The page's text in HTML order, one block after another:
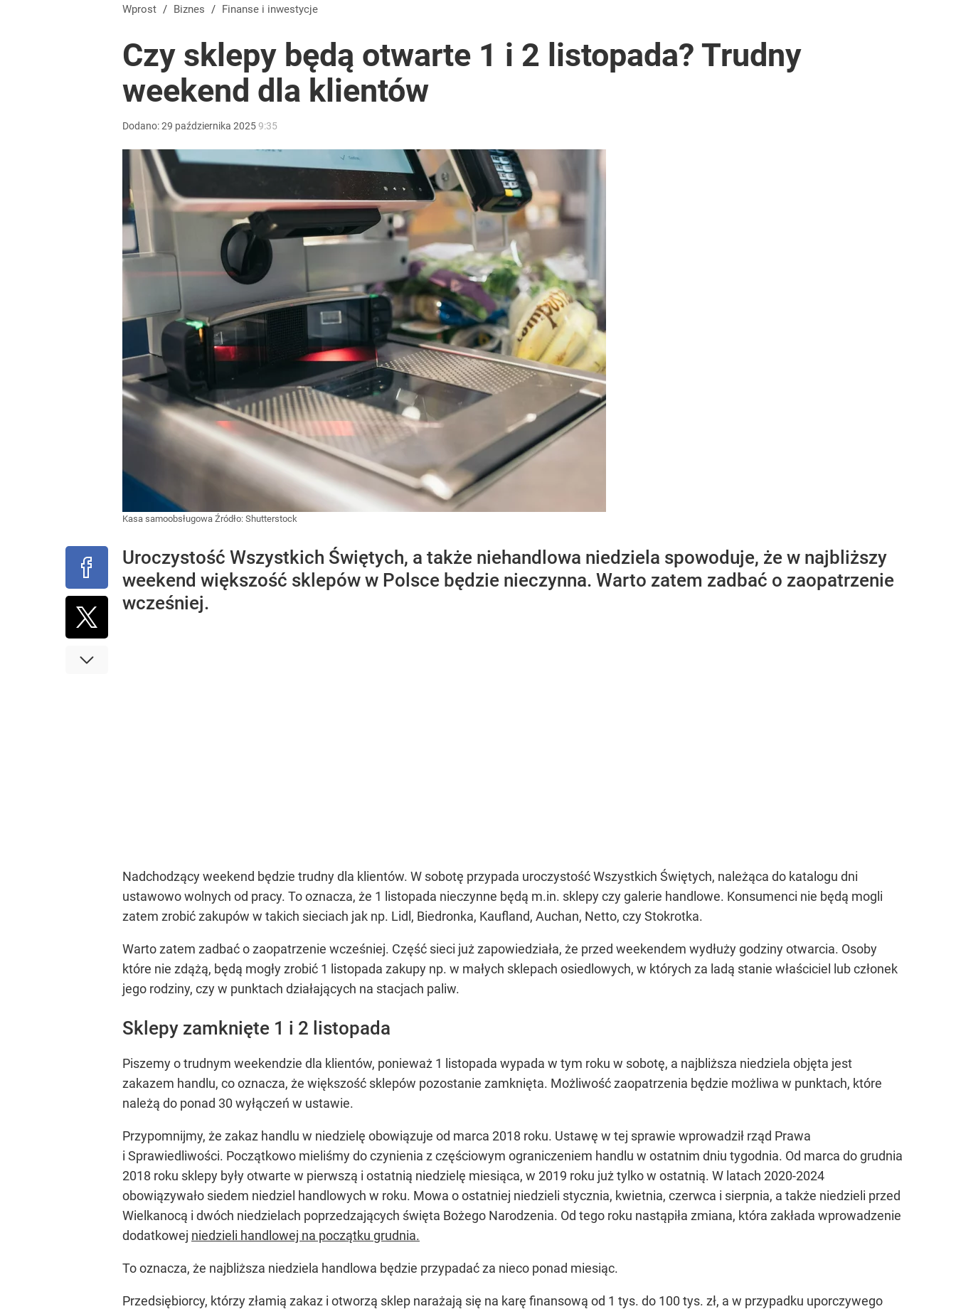
„Nie chodzi o zemstę”. Mocny apel w sprawie ofiar rzezi wołyńskiej
Pilny komunikat znanego banku. Klientów czekają utrudnienia
Farmacja: wzrost pod presją. co czeka branżę do 2030 roku?
Wprost / Biznes / Finanse i inwestycje
Czy sklepy będą otwarte 1 i 2 listopada? Trudny
weekend dla klientów
Dodano:29 października 20259:35
Kasa samoobsługowa Źródło: Shutterstock
Uroczystość Wszystkich Świętych, a także niehandlowa niedziela spowoduje, że w najbliższy
weekend większość sklepów w Polsce będzie nieczynna. Warto zatem zadbać o zaopatrzenie
wcześniej.
Nadchodzący weekend będzie trudny dla klientów. W sobotę przypada uroczystość Wszystkich Świętych, należąca do katalogu dni
ustawowo wolnych od pracy. To oznacza, że 1 listopada nieczynne będą m.in. sklepy czy galerie handlowe. Konsumenci nie będą mogli
zatem zrobić zakupów w takich sieciach jak np. Lidl, Biedronka, Kaufland, Auchan, Netto, czy Stokrotka.
Warto zatem zadbać o zaopatrzenie wcześniej. Część sieci już zapowiedziała, że przed weekendem wydłuży godziny otwarcia. Osoby
które nie zdążą, będą mogły zrobić 1 listopada zakupy np. w małych sklepach osiedlowych, w których za ladą stanie właściciel lub członek
jego rodziny, czy w punktach działających na stacjach paliw.
Sklepy zamknięte 1 i 2 listopada
Piszemy o trudnym weekendzie dla klientów, ponieważ 1 listopada wypada w tym roku w sobotę, a najbliższa niedziela objęta jest
zakazem handlu, co oznacza, że większość sklepów pozostanie zamknięta. Możliwość zaopatrzenia będzie możliwa w punktach, które
należą do ponad 30 wyłączeń w ustawie.
Przypomnijmy, że zakaz handlu w niedzielę obowiązuje od marca 2018 roku. Ustawę w tej sprawie wprowadził rząd Prawa
i Sprawiedliwości. Początkowo mieliśmy do czynienia z częściowym ograniczeniem handlu w ostatnim dniu tygodnia. Od marca do grudnia
2018 roku sklepy były otwarte w pierwszą i ostatnią niedzielę miesiąca, w 2019 roku już tylko w ostatnią. W latach 2020-2024
obowiązywało siedem niedziel handlowych w roku. Mowa o ostatniej niedzieli stycznia, kwietnia, czerwca i sierpnia, a także niedzieli przed
Wielkanocą i dwóch niedzielach poprzedzających święta Bożego Narodzenia. Od tego roku nastąpiła zmiana, która zakłada wprowadzenie
dodatkowej niedzieli handlowej na początku grudnia.
To oznacza, że najbliższa niedziela handlowa będzie przypadać za nieco ponad miesiąc.
Przedsiębiorcy, którzy złamią zakaz i otworzą sklep narażają się na karę finansową od 1 tys. do 100 tys. zł, a w przypadku uporczywego